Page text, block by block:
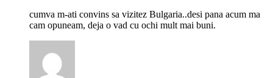
cumva m-ati convins sa vizitez Bulgaria..desi pana acum ma
cam opuneam, deja o vad cu ochi mult mai buni.